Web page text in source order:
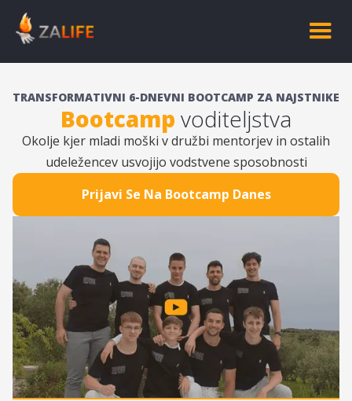
TRANSFORMATIVNI 6-DNEVNI BOOTCAMP ZA NAJSTNIKE
Bootcamp voditeljstva
Okolje kjer mladi moški v družbi mentorjev in ostalih
udeležencev usvojijo vodstvene sposobnosti
Prijavi Se Na Bootcamp Danes